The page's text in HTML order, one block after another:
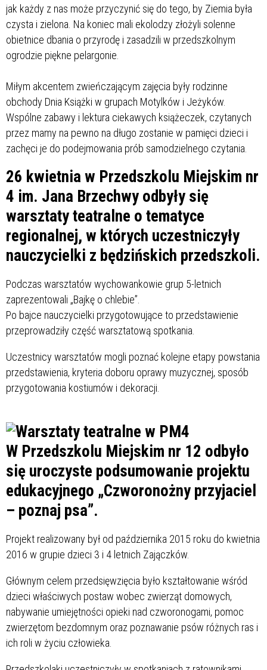
jak każdy z nas może przyczynić się do tego, by Ziemia była
czysta i zielona. Na koniec mali ekolodzy złożyli solenne
obietnice dbania o przyrodę i zasadzili w przedszkolnym
ogrodzie piękne pelargonie.
Miłym akcentem zwieńczającym zajęcia były rodzinne
obchody Dnia Książki w grupach Motylków i Jeżyków.
Wspólne zabawy i lektura ciekawych książeczek, czytanych
przez mamy na pewno na długo zostanie w pamięci dzieci i
zachęci je do podejmowania prób samodzielnego czytania.
26 kwietnia w Przedszkolu Miejskim nr
4 im. Jana Brzechwy odbyły się
warsztaty teatralne o tematyce
regionalnej, w których uczestniczyły
nauczycielki z będzińskich przedszkoli.
Podczas warsztatów wychowankowie grup 5-letnich
zaprezentowali „Bajkę o chlebie”.
Po bajce nauczycielki przygotowujące to przedstawienie
przeprowadziły część warsztatową spotkania.
Uczestnicy warsztatów mogli poznać kolejne etapy powstania
przedstawienia, kryteria doboru oprawy muzycznej, sposób
przygotowania kostiumów i dekoracji.
W Przedszkolu Miejskim nr 12 odbyło
się uroczyste podsumowanie projektu
edukacyjnego „Czworonożny przyjaciel
– poznaj psa”.
Projekt realizowany był od października 2015 roku do kwietnia
2016 w grupie dzieci 3 i 4 letnich Zajączków.
Głównym celem przedsięwzięcia było kształtowanie wśród
dzieci właściwych postaw wobec zwierząt domowych,
nabywanie umiejętności opieki nad czworonogami, pomoc
zwierzętom bezdomnym oraz poznawanie psów różnych ras i
ich roli w życiu człowieka.